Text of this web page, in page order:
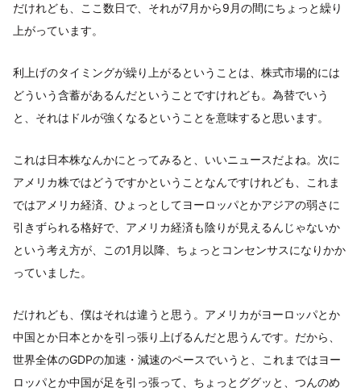
だけれども、ここ数日で、それが7月から9月の間にちょっと繰り
上がっています。
利上げのタイミングが繰り上がるということは、株式市場的には
どういう含蓄があるんだということですけれども。為替でいう
と、それはドルが強くなるということを意味すると思います。
これは日本株なんかにとってみると、いいニュースだよね。次に
アメリカ株ではどうですかということなんですけれども、これま
ではアメリカ経済、ひょっとしてヨーロッパとかアジアの弱さに
引きずられる格好で、アメリカ経済も陰りが見えるんじゃないか
という考え方が、この1月以降、ちょっとコンセンサスになりかか
っていました。
だけれども、僕はそれは違うと思う。アメリカがヨーロッパとか
中国とか日本とかを引っ張り上げるんだと思うんです。だから、
世界全体のGDPの加速・減速のペースでいうと、これまではヨー
ロッパとか中国が足を引っ張って、ちょっとググッと、つんのめ